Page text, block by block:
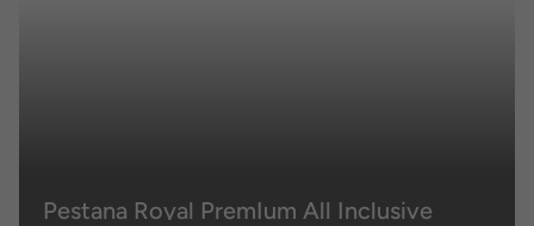
Pestana Royal PremIum All Inclusive